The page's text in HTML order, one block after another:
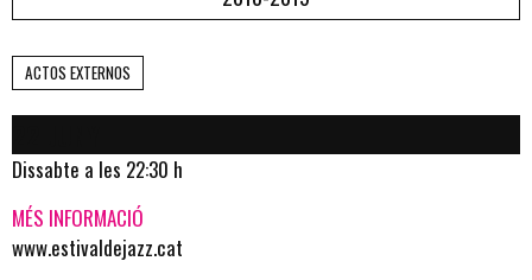
ACTOS EXTERNOS
Dissabte a les 22:30 h
MÉS INFORMACIÓ
www.estivaldejazz.cat